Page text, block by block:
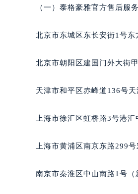
武汉市江汉
合肥市蜀山
青岛市南区
长春市朝阳
昆明市盘龙
西安市碑林
唐山市路南
（一）泰格豪雅官方售后服
北京市东城区东长安街1号东
北京市朝阳区建国门外大街
天津市和平区赤峰道136号
上海市徐汇区虹桥路3号港
上海市黄浦区南京东路299
南京市秦淮区中山南路1号（